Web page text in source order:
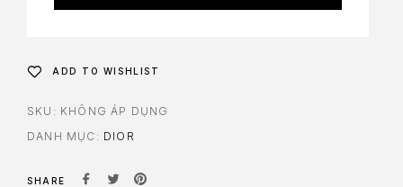
ADD TO WISHLIST
SKU: KHÔNG ÁP DỤNG
DANH MỤC: DIOR
SHARE